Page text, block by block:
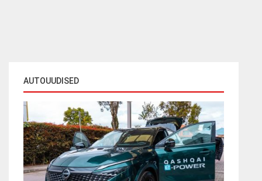
AUTOUUDISED